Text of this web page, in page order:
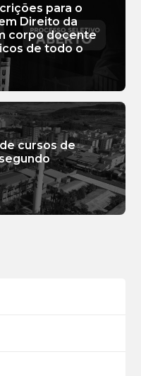
para o
Direito da
corpo docente
de todo o
cursos de